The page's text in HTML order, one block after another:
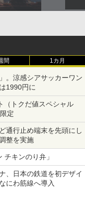
間 1カ月
。涼感シアサッカーワン
1990円に
（トクだ値スペシャル
定
通行止め端末を先頭にし
整を実施
チキンのり弁」
、日本の鉄道を初デザイ
にわ筋線へ導入